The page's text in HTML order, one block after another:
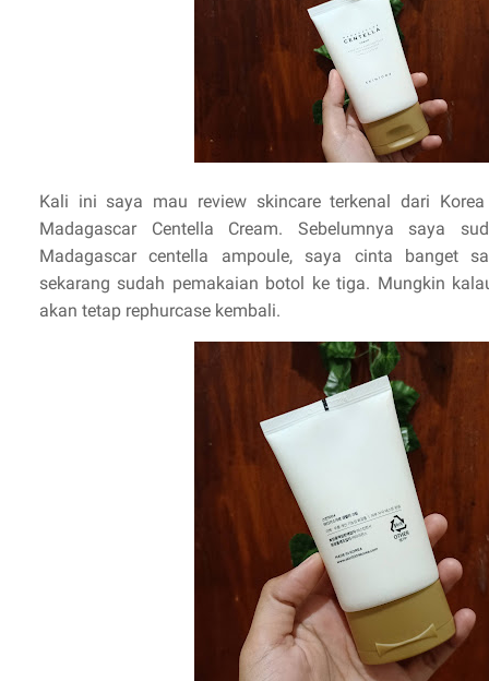
Kali ini saya mau review skincare terkenal dari
Madagascar Centella Cream. Sebelumnya saya
Madagascar centella ampoule, saya cinta banget
sekarang sudah pemakaian botol ke tiga. Mungkin
akan tetap rephurcase kembali.